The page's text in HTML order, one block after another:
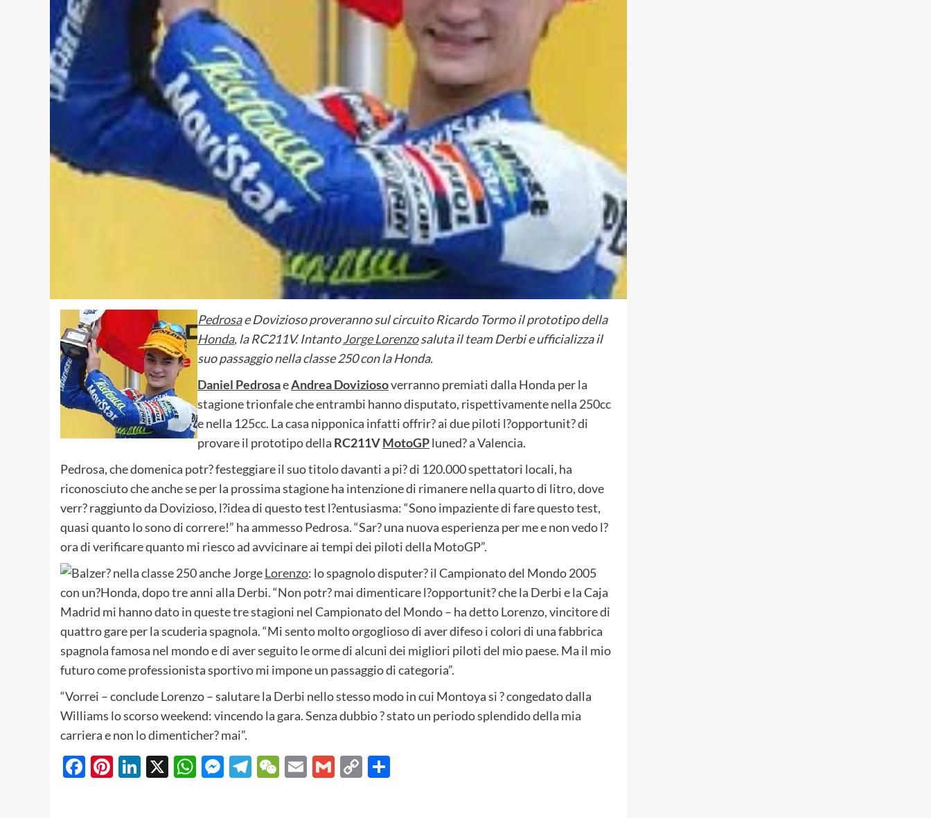
Pedrosae Dovizioso proveranno sul circuito Ricardo Tormo il prototipo della
Honda, la RC211V. IntantoJorge Lorenzosaluta il team Derbi e ufficializza il
suo passaggio nella classe 250 con la Honda.
Daniel PedrosaeAndrea Doviziosoverranno premiati dalla Honda per la
stagione trionfale che entrambi hanno disputato, rispettivamente nella 250cc
e nella 125cc. La casa nipponica infatti offrir? ai due piloti l?opportunit? di
provare il prototipo della RC211VMotoGPluned? a Valencia.
Pedrosa, che domenica potr? festeggiare il suo titolo davanti a pi? di 120.000 spettatori locali, ha
riconosciuto che anche se per la prossima stagione ha intenzione di rimanere nella quarto di litro, dove
verr? raggiunto da Dovizioso, l?idea di questo test l?entusiasma: “Sono impaziente di fare questo test,
quasi quanto lo sono di correre!” ha ammesso Pedrosa. “Sar? una nuova esperienza per me e non vedo l?
ora di verificare quanto mi riesco ad avvicinare ai tempi dei piloti della MotoGP”.
Balzer? nella classe 250 anche JorgeLorenzo: lo spagnolo disputer? il Campionato del Mondo 2005
con un?Honda, dopo tre anni alla Derbi. “Non potr? mai dimenticare l?opportunit? che la Derbi e la Caja
Madrid mi hanno dato in queste tre stagioni nel Campionato del Mondo – ha detto Lorenzo, vincitore di
quattro gare per la scuderia spagnola. “Mi sento molto orgoglioso di aver difeso i colori di una fabbrica
spagnola famosa nel mondo e di aver seguito le orme di alcuni dei migliori piloti del mio paese. Ma il mio
futuro come professionista sportivo mi impone un passaggio di categoria”.
“Vorrei – conclude Lorenzo – salutare la Derbi nello stesso modo in cui Montoya si ? congedato dalla
Williams lo scorso weekend: vincendo la gara. Senza dubbio ? stato un periodo splendido della mia
carriera e non lo dimenticher? mai”.
Facebook
Pinterest
LinkedIn
X WhatsApp
Messenger
Telegram
WeChat
EmailGmail
Copy